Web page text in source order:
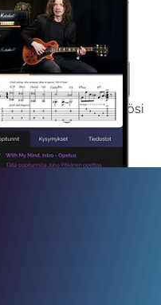
sisältömme käyttöösi